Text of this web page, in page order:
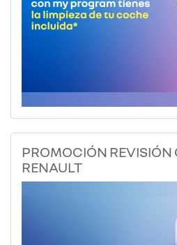
PROMOCIÓN REVISIÓN
RENAULT